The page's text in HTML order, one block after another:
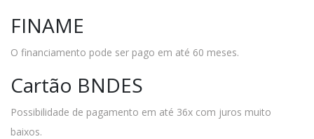
FINAME
O financiamento pode ser pago em até 60 meses.
Cartão BNDES
Possibilidade de pagamento em até 36x com juros muito
baixos.